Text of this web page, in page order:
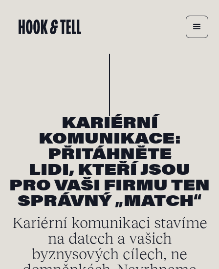
KARIÉRNÍ
KOMUNIKACE:
PŘITÁHNĚTE
LIDI, KTEŘÍ JSOU
PRO VAŠI FIRMU TEN
SPRÁVNÝ „MATCH“
Kariérní komunikaci stavíme
na datech a vašich
byznysových cílech, ne